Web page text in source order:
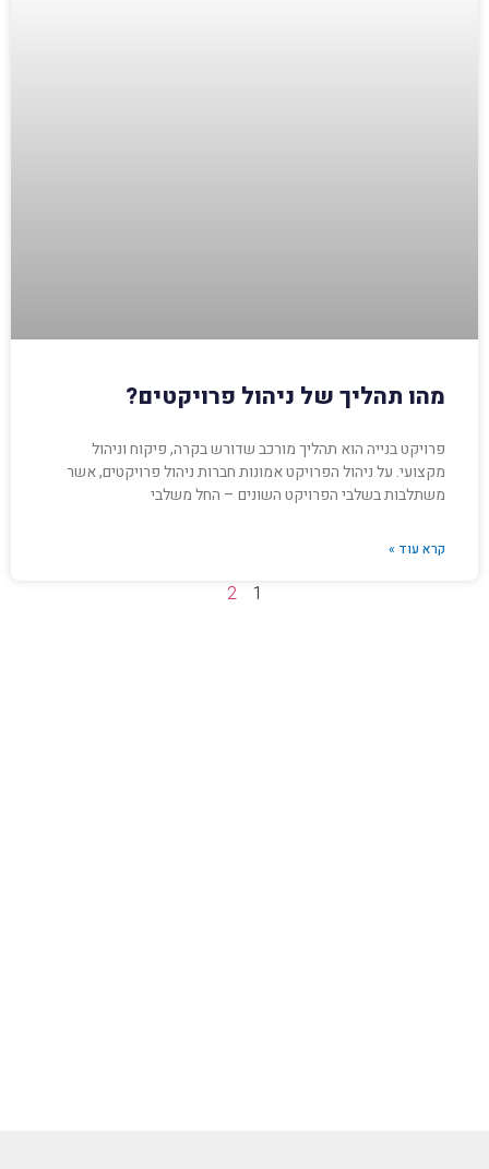
מהו תהליך של ניהול פרויקטים?
פרויקט בנייה הוא תהליך מורכב שדורש בקרה, פיקוח וניהול
מקצועי. על ניהול הפרויקט אמונות חברות ניהול פרויקטים, אשר
משתלבות בשלבי הפרויקט השונים – החל משלבי
קרא עוד »
1
2